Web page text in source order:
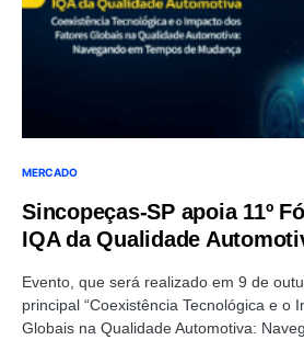
MERCADO
Sincopeças-SP apoia 11º
IQA da Qualidade
Evento, que será realizado em 9 de
principal “Coexistência Tecnológica e o
Globais na Qualidade Automotiva: